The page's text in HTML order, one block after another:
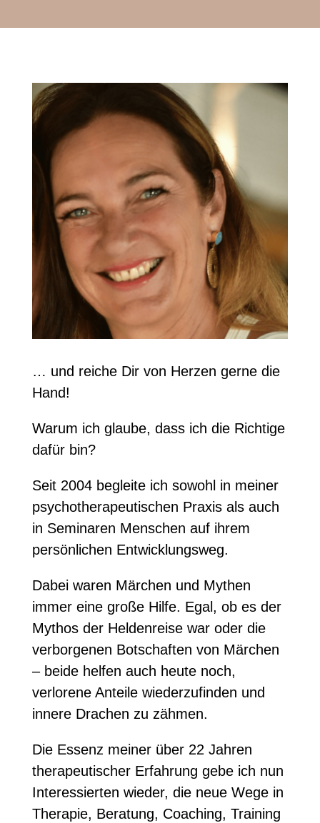
… und reiche Dir von Herzen gerne die
Hand!
Warum ich glaube, dass ich die Richtige
dafür bin?
Seit 2004 begleite ich sowohl in meiner
psychotherapeutischen Praxis als auch
in Seminaren Menschen auf ihrem
persönlichen Entwicklungsweg.
Dabei waren Märchen und Mythen
immer eine große Hilfe. Egal, ob es der
Mythos der Heldenreise war oder die
verborgenen Botschaften von Märchen
– beide helfen auch heute noch,
verlorene Anteile wiederzufinden und
innere Drachen zu zähmen.
Die Essenz meiner über 22 Jahren
therapeutischer Erfahrung gebe ich nun
Interessierten wieder, die neue Wege in
Therapie, Beratung, Coaching, Training